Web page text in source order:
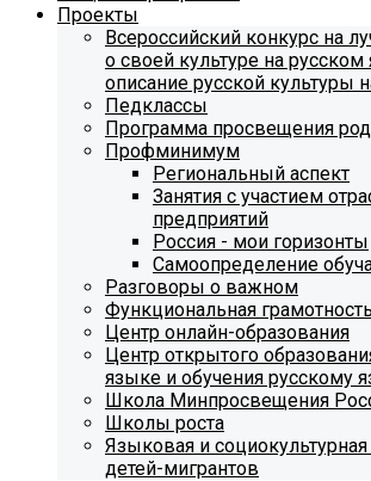
Проекты
Всероссийский конкурс на
о своей культуре на
описание русской культуры
Педклассы
Программа просвещения
Профминимум
Региональный аспект
Занятия с участием
предприятий
Россия - мои горизонты
Самоопределение
Разговоры о важном
Функциональная грамотность
Центр онлайн-образования
Центр открытого
языке и обучения русскому
Школа Минпросвещения
Школы роста
Языковая и социокультурная
детей-мигрантов